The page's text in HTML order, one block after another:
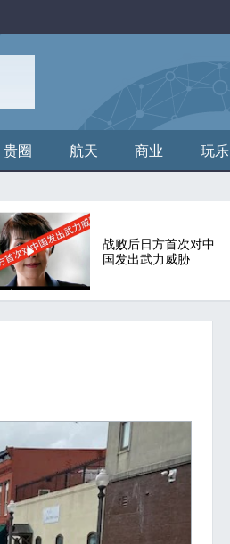
贵圈 航天 商业 玩乐
战败后日方首次对中
国发出武力威胁